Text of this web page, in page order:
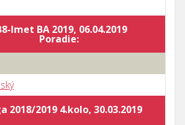
Imet BA 2019, 06.04.2019
Poradie:
2018/2019 4.kolo, 30.03.2019